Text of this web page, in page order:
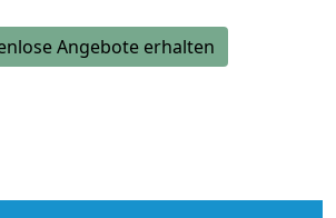
Angebote erhalten